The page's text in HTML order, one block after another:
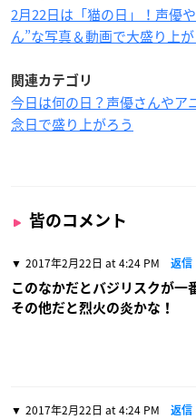
2月22日は「猫の日」！声優
ん”な写真＆動画で大盛り上
関連カテゴリ
今日は何の日？声優さんやア
念日で盛り上がろう
皆のコメント
2017年2月22日 at 4:24 PM 返信
このなかだとバジリスクが一
その他だと烈火の炎かな！
2017年2月22日 at 4:24 PM 返信